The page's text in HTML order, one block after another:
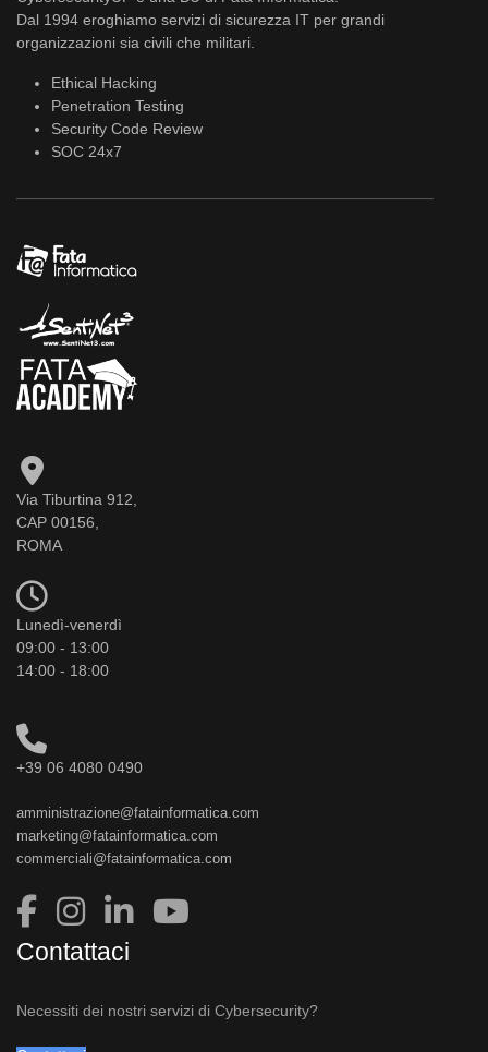
Dal 1994 eroghiamo servizi di sicurezza IT per grandi
organizzazioni sia civili che militari.
Ethical Hacking
Penetration Testing
Security Code Review
SOC 24x7
Via Tiburtina 912,
CAP 00156,
ROMA
Lunedì-venerdì
09:00 - 13:00
14:00 - 18:00
+39 06 4080 0490
amministrazione@fatainformatica.com
marketing@fatainformatica.com
commerciali@fatainformatica.com
Contattaci
Necessiti dei nostri servizi di Cybersecurity?